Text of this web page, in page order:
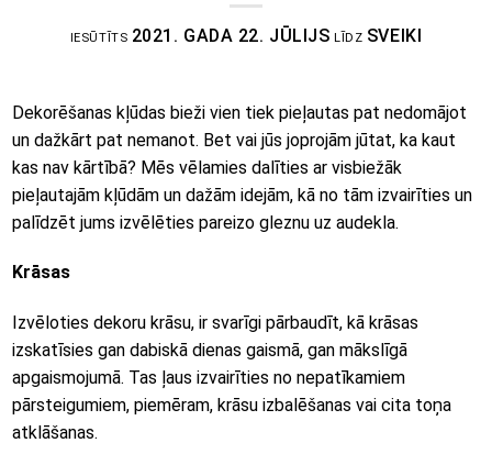
IESŪTĪTS 2021. GADA 22. JŪLIJS LĪDZ SVEIKI
Dekorēšanas kļūdas bieži vien tiek pieļautas pat nedomājot
un dažkārt pat nemanot. Bet vai jūs joprojām jūtat, ka kaut
kas nav kārtībā? Mēs vēlamies dalīties ar visbiežāk
pieļautajām kļūdām un dažām idejām, kā no tām izvairīties un
palīdzēt jums izvēlēties pareizo gleznu uz audekla.
Krāsas
Izvēloties dekoru krāsu, ir svarīgi pārbaudīt, kā krāsas
izskatīsies gan dabiskā dienas gaismā, gan mākslīgā
apgaismojumā. Tas ļaus izvairīties no nepatīkamiem
pārsteigumiem, piemēram, krāsu izbalēšanas vai cita toņa
atklāšanas.